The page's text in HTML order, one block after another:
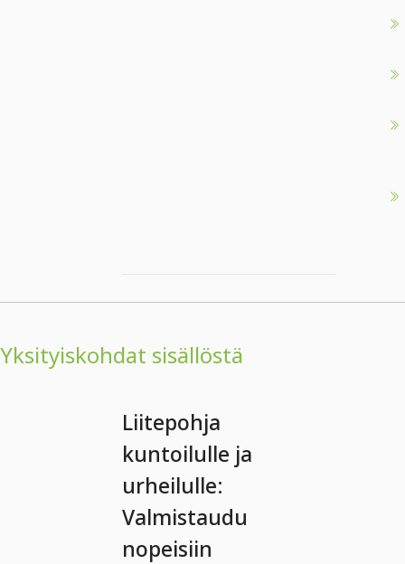
Yksityiskohdat sisällöstä
Liitepohja
kuntoilulle ja
urheilulle:
Valmistaudu
nopeisiin